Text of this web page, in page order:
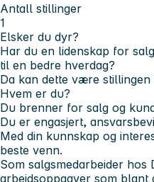
Antall stillinger
1
Elsker du dyr?
Har du en lidenskap for
til en bedre hverdag?
Da kan dette være stillingen
Hvem er du?
Du brenner for salg og
Du er engasjert,
Med din kunnskap og
beste venn.
Som salgsmedarbeider
arbeidsoppgaver som blant